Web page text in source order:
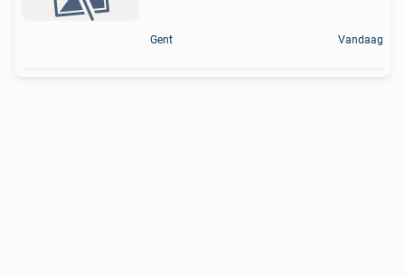
Gent Vandaag